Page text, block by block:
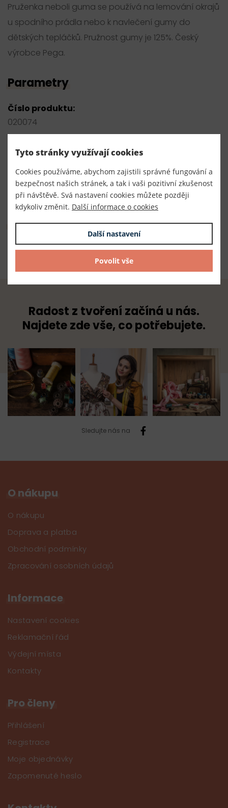
Pruženka neboli guma se používá na lemování okrajů
u spodního prádla nebo k navlečení gumy do
dětských tepláčků. Pružnost gumy je 125%. Český
výrobce Pega.
Parametry
Číslo produktu:
020074
Český výrobce
Dodavatel
TKACZIK s.r.o.
Složení
Složení : 64% polyester 36% elastodien
Radost z tvoření začíná u nás.
Najdete zde vše, co potřebujete.
Sledujte nás na
O nákupu
O nákupu
Doprava a platba
Obchodní podmínky
Zpracování osobních údajů
Informace
Nastavení cookies
Reklamační řád
Výdejní místa
Kontakty
Pro členy
Přihlášení
Registrace
Moje objednávky
Zapomenuté heslo
Tyto stránky využívají cookies
Cookies používáme, abychom zajistili správné fungování a
bezpečnost našich stránek, a tak i vaši pozitivní zkušenost
při návštěvě. Svá nastavení cookies můžete později
kdykoliv změnit. Další informace o cookies
Další nastavení
Povolit vše